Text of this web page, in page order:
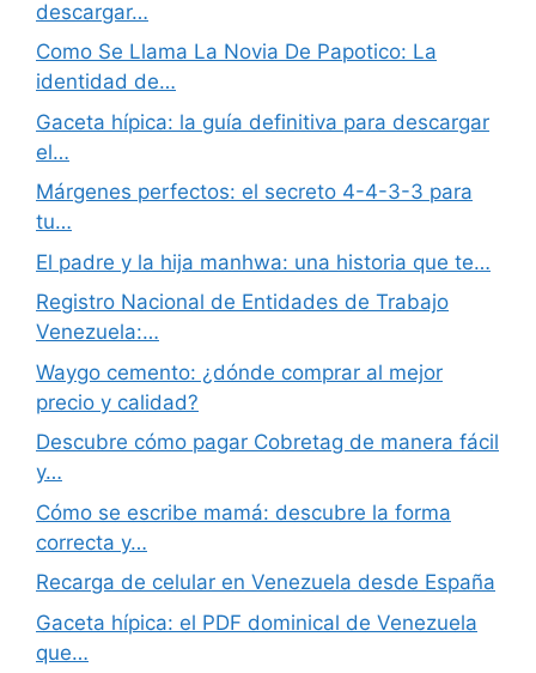
descargar…
Como Se Llama La Novia De Papotico: La
identidad de…
Gaceta hípica: la guía definitiva para descargar
el…
Márgenes perfectos: el secreto 4-4-3-3 para
tu…
El padre y la hija manhwa: una historia que te…
Registro Nacional de Entidades de Trabajo
Venezuela:…
Waygo cemento: ¿dónde comprar al mejor
precio y calidad?
Descubre cómo pagar Cobretag de manera fácil
y…
Cómo se escribe mamá: descubre la forma
correcta y…
Recarga de celular en Venezuela desde España
Gaceta hípica: el PDF dominical de Venezuela
que…